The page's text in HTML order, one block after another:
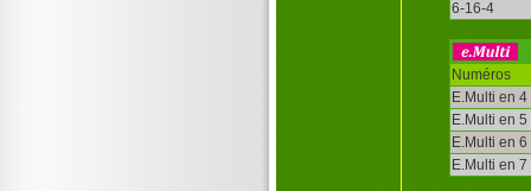
6-16-4
Numéros
E.Multi en 4
E.Multi en 5
E.Multi en 6
E.Multi en 7